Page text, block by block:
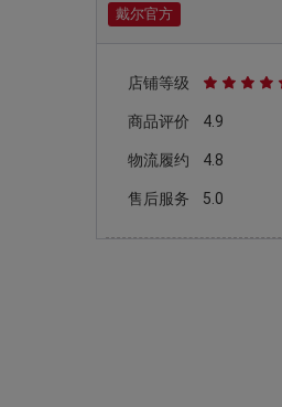
戴尔官方
店铺等级
商品评价 4.9
物流履约 4.8
售后服务 5.0